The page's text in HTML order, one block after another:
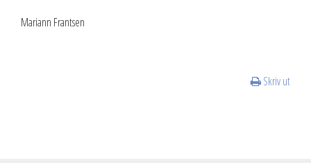
Mariann Frantsen
Skriv ut